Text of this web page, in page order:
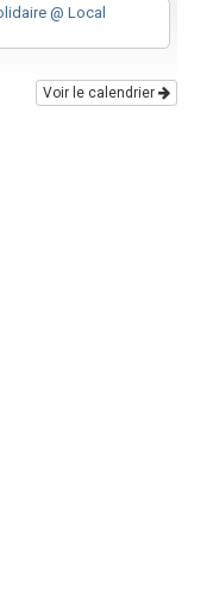
@ Local
Voir le calendrier